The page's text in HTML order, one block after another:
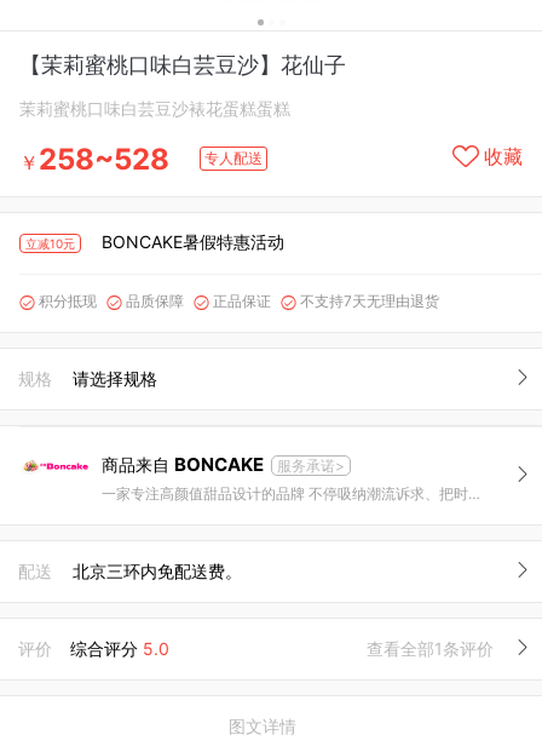
【茉莉蜜桃口味白芸豆沙】花仙子
茉莉蜜桃口味白芸豆沙裱花蛋糕蛋糕
￥ 258~528 专人配送 收藏
立减10元 BONCAKE暑假特惠活动
 积分抵现  品质保障  正品保证  不支持7天无理由退货
规格 请选择规格
商品来自 BONCAKE
服务承诺>
一家专注高颜值甜品设计的品牌 不停吸纳潮流诉求、把时尚与甜品结合，创造惊喜是我们的追求。
配送 北京三环内免配送费。
评价 综合评分 5.0 查看全部1条评价
图文详情